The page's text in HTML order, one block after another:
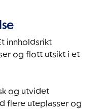
innholdsrikt
og flott utsikt i et
og utvidet
flere uteplasser og